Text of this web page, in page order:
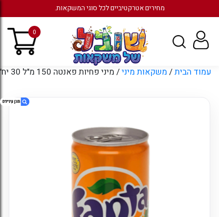
מחירים אטרקטיביים לכל סוגי המשקאות.
0
עמוד הבית/ משקאות מיני/ מיני פחיות פאנטה 150 מ"ל 30 יח'